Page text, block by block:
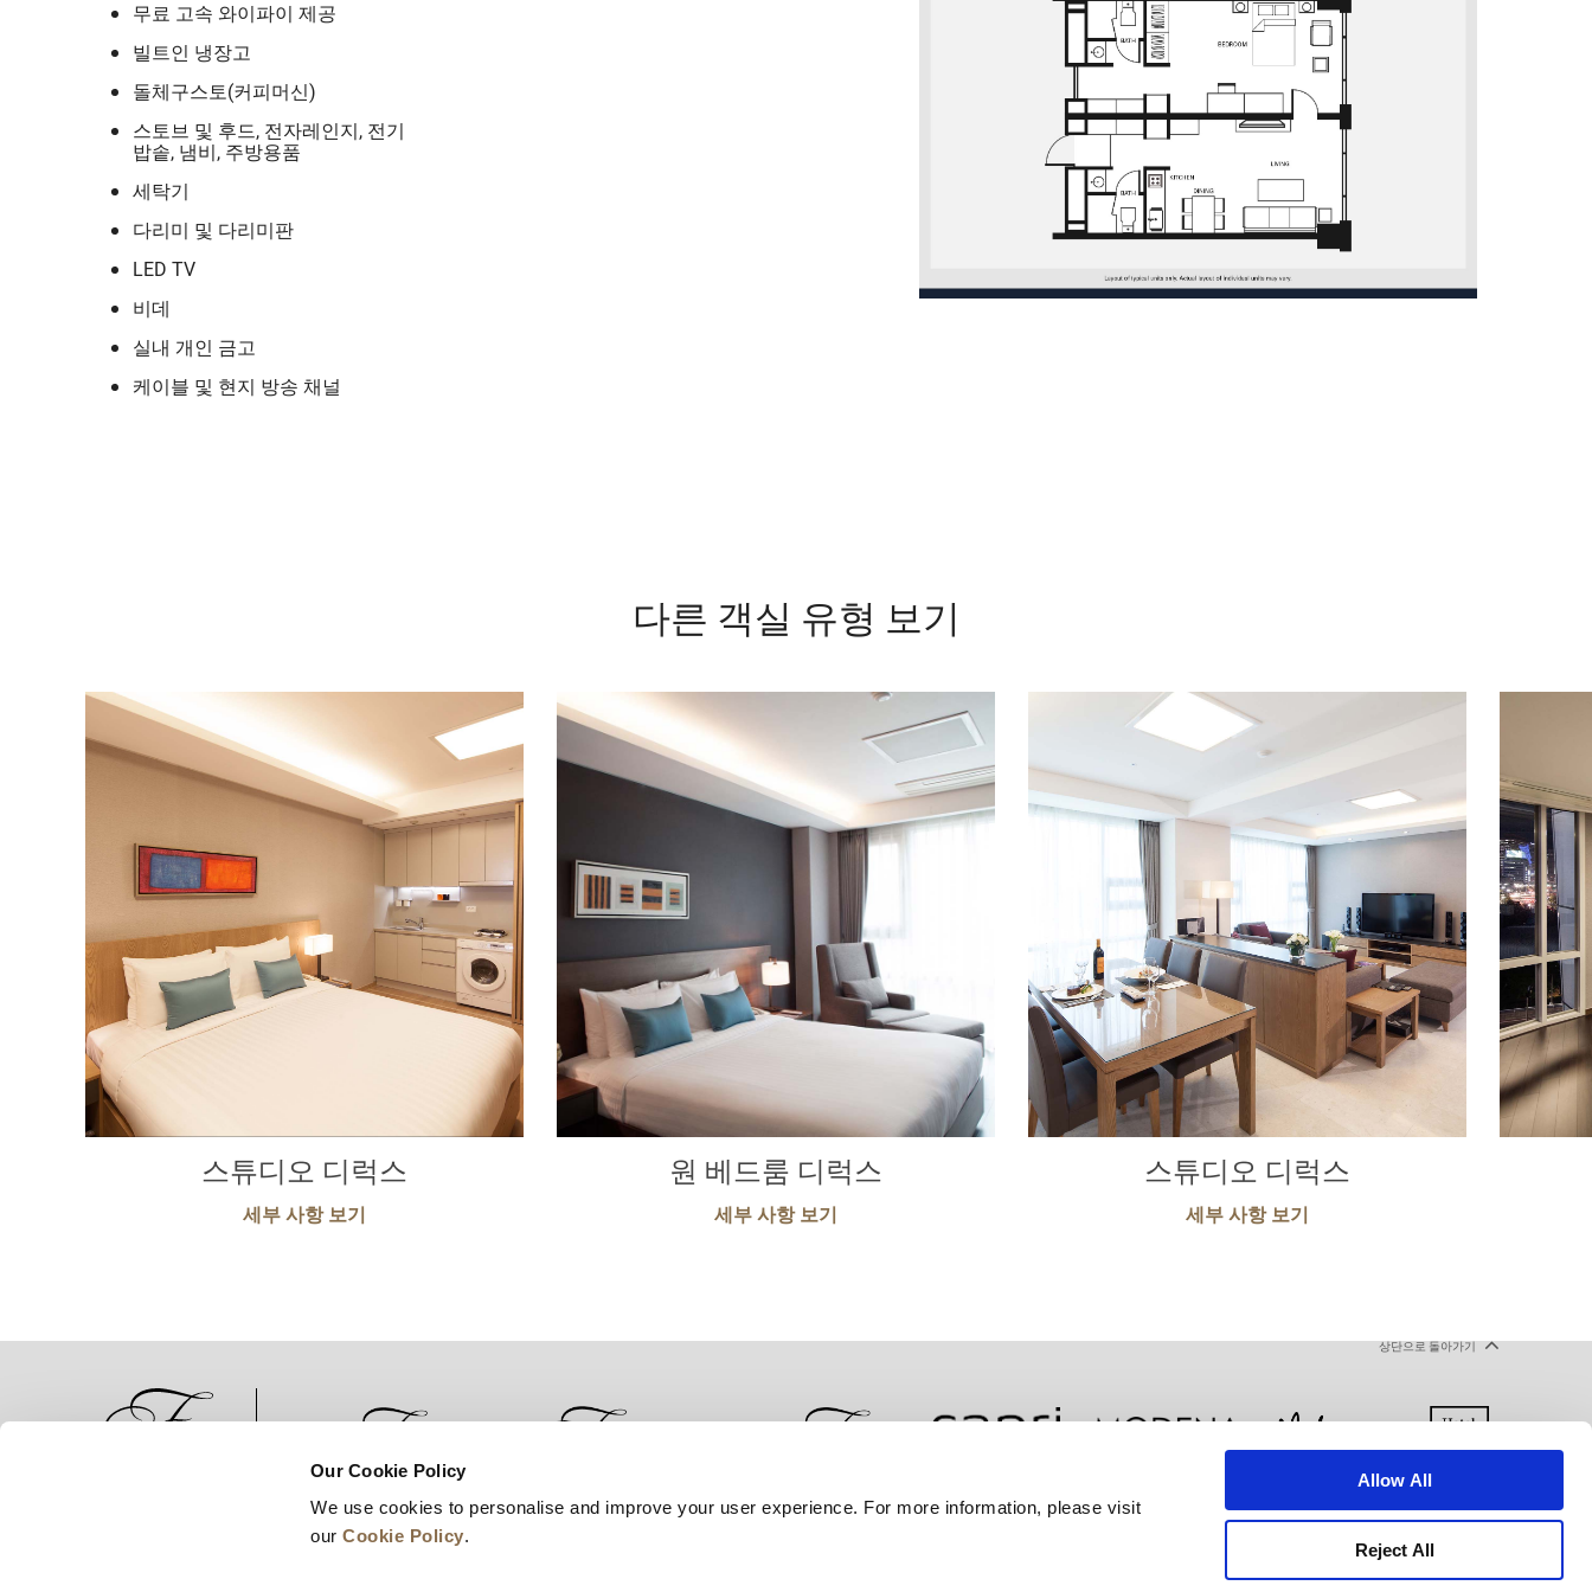
Our Cookie Policy
We use cookies to personalise and improve your user experience. For more information, please visit
ourCookie Policy.
Allow All
Reject All
무료 고속 와이파이 제공
빌트인 냉장고
돌체구스토(커피머신)
스토브 및 후드, 전자레인지, 전기
밥솥, 냄비, 주방용품
세탁기
다리미 및 다리미판
LED TV
비데
실내 개인 금고
케이블 및 현지 방송 채널
다른 객실 유형 보기
스튜디오 디럭스
세부 사항 보기
원 베드룸 디럭스
세부 사항 보기
스튜디오 디럭스
세부 사항 보기
상단으로 돌아가기
비즈니스 개발